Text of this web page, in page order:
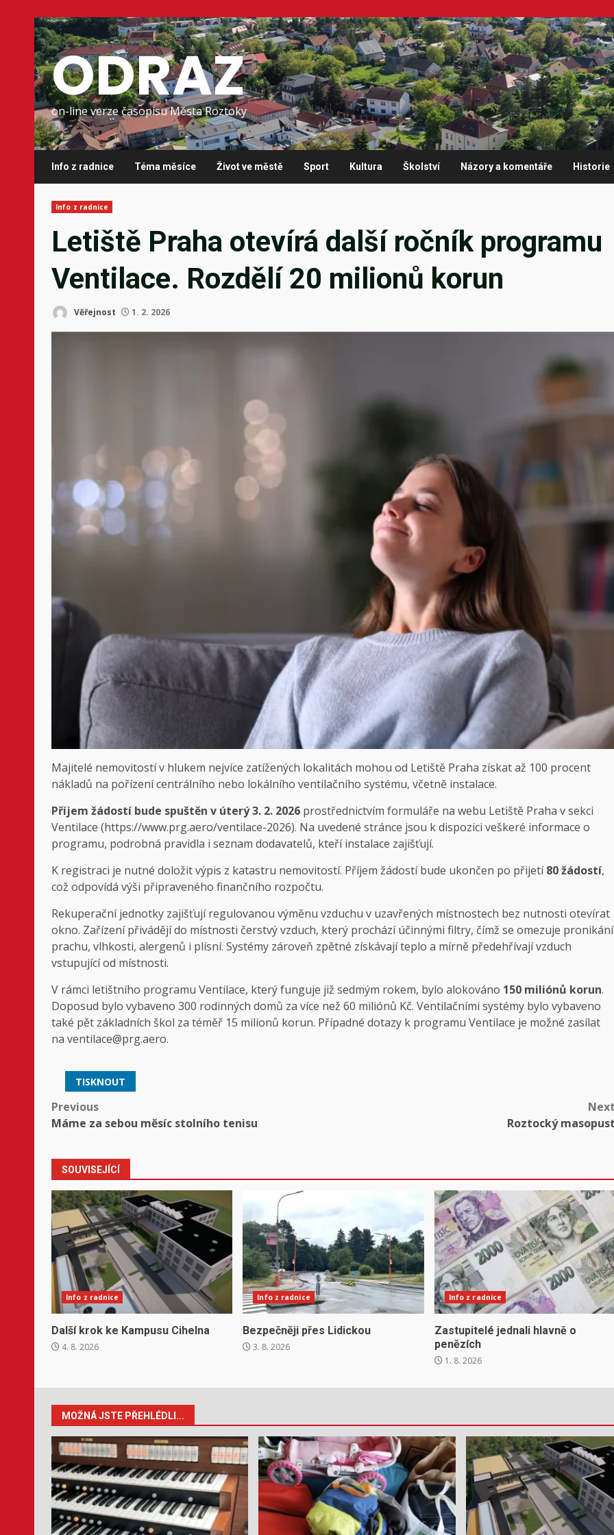
Skip
to
content
ODRAZ
on-line verze časopisu Města Roztoky
Info z radnice Téma měsíce Život ve městě Sport Kultura Školství Názory a komentáře Historie
Info z radnice
Letiště Praha otevírá další ročník programu
Ventilace. Rozdělí 20 milionů korun
Věřejnost 1. 2. 2026
Majitelé nemovitostí v hlukem nejvíce zatížených lokalitách mohou od Letiště Praha získat až 100 procent
nákladů na pořízení centrálního nebo lokálního ventilačního systému, včetně instalace.
Příjem žádostí bude spuštěn v úterý 3. 2. 2026 prostřednictvím formuláře na webu Letiště Praha v sekci
Ventilace (https://www.prg.aero/ventilace-2026). Na uvedené stránce jsou k dispozici veškeré informace o
programu, podrobná pravidla i seznam dodavatelů, kteří instalace zajišťují.
K registraci je nutné doložit výpis z katastru nemovitostí. Příjem žádostí bude ukončen po přijetí80 žádostí,
což odpovídá výši připraveného finančního rozpočtu.
Rekuperační jednotky zajišťují regulovanou výměnu vzduchu v uzavřených místnostech bez nutnosti otevírat
okno. Zařízení přivádějí do místnosti čerstvý vzduch, který prochází účinnými filtry, čímž se omezuje pronikání
prachu, vlhkosti, alergenů i plísní. Systémy zároveň zpětné získávají teplo a mírně předehřívají vzduch
vstupující od místnosti.
V rámci letištního programu Ventilace, který funguje již sedmým rokem, bylo alokováno 150 miliónů korun.
Doposud bylo vybaveno 300 rodinných domů za více než 60 miliónů Kč. Ventilačními systémy bylo vybaveno
také pět základních škol za téměř 15 milionů korun. Případné dotazy k programu Ventilace je možné zasílat
na ventilace@prg.aero.
TISKNOUT
Post
Previous
Máme za sebou měsíc stolního tenisu
Roztocký
SOUVISEJÍCÍ
Info z radnice
Další krok ke Kampusu Cihelna
4. 8. 2026
Info z radnice
Bezpečněji přes Lidickou
3. 8. 2026
Info z radnice
Zastupitelé jednali hlavně o
penězích
1. 8. 2026
MOŽNÁ JSTE PŘEHLÉDLI...